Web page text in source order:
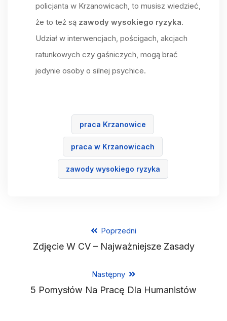
policjanta w Krzanowicach, to musisz wiedzieć,
że to też są zawody wysokiego ryzyka.
Udział w interwencjach, pościgach, akcjach
ratunkowych czy gaśniczych, mogą brać
jedynie osoby o silnej psychice.
praca Krzanowice
praca w Krzanowicach
zawody wysokiego ryzyka
Poprzedni
Zdjęcie W CV – Najważniejsze Zasady
Następny
5 Pomysłów Na Pracę Dla Humanistów